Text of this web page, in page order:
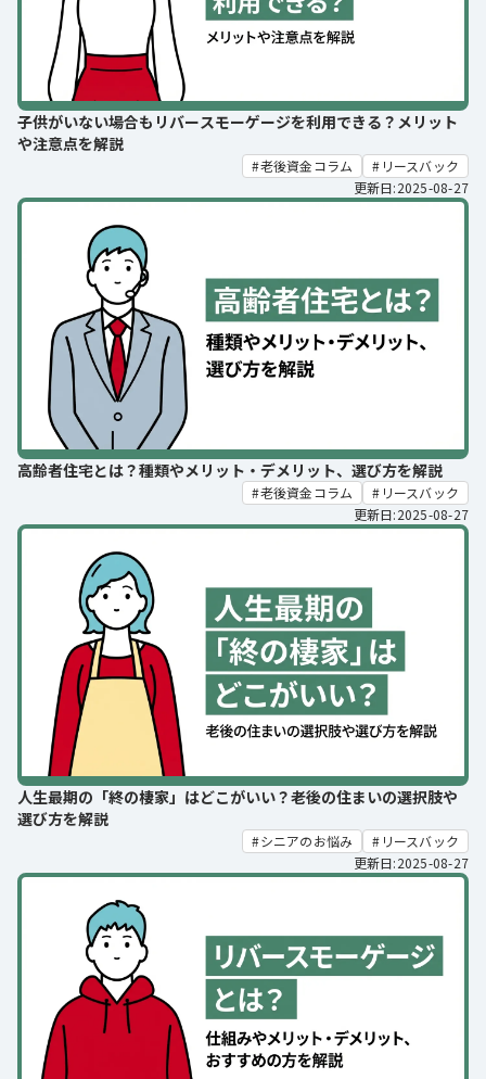
子供がいない場合もリバースモーゲージを利用できる？メリット
や注意点を解説
老後資金コラム
リースバック
更新日:2025-08-27
高齢者住宅とは？種類やメリット・デメリット、選び方を解説
老後資金コラム
リースバック
更新日:2025-08-27
人生最期の「終の棲家」はどこがいい？老後の住まいの選択肢や
選び方を解説
シニアのお悩み
リースバック
更新日:2025-08-27